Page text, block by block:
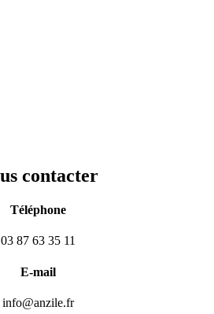
contacter
Téléphone
03 87 63 35 11
E-mail
info@anzile.fr